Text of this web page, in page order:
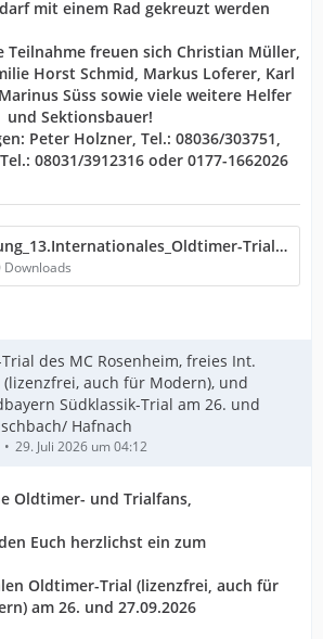
mit einem Rad gekreuzt werden
Teilnahme freuen sich Christian Müller,
Horst Schmid, Markus Loferer, Karl
Süss sowie viele weitere Helfer
und Sektionsbauer!
Peter Holzner, Tel.: 08036/303751,
08031/3912316 oder 0177-1662026
Ausschreibung_13.Internationales_Oldtimer-Trial_2026.pdf
Downloads
des MC Rosenheim, freies Int.
auch für Modern), und
Südklassik-Trial am 26. und
Hafnach
29. Juli 2026 um 04:12
Oldtimer- und Trialfans,
Euch herzlichst ein zum
Oldtimer-Trial (lizenzfrei, auch für
am 26. und 27.09.2026